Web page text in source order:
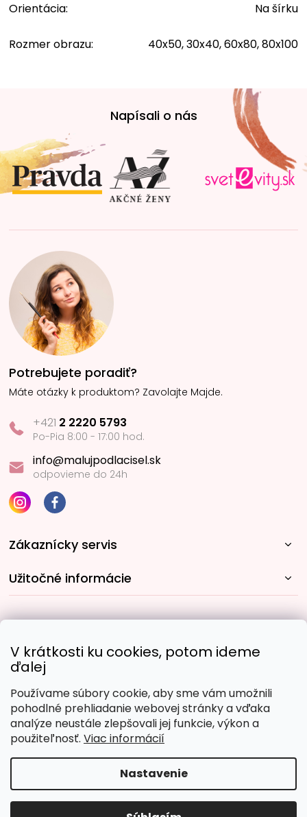
V krátkosti ku cookies, potom ideme
ďalej
Používame súbory cookie, aby sme vám umožnili
pohodlné prehliadanie webovej stránky a vďaka
analýze neustále zlepšovali jej funkcie, výkon a
použiteľnosť. Viac informácií
Nastavenie
Orientácia: Na šírku
Rozmer obrazu: 40x50, 30x40, 60x80, 80x100
t
i
e
Napísali o nás
Potrebujete poradiť?
Máte otázky k produktom? Zavolajte Majde.
+421 2 2220 5793
Po-Pia 8:00 - 17:00 hod.
info@malujpodlacisel.sk
odpovieme do 24h
Zákaznícky servis
Užitočné informácie
Obľúbené spôsoby platby:
Copyright 2026Malujpodlacisel.sk. Všetky práva
vyhradené.Upraviť nastavenie cookies